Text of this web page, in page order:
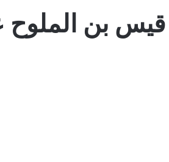
قيس بن الملوح